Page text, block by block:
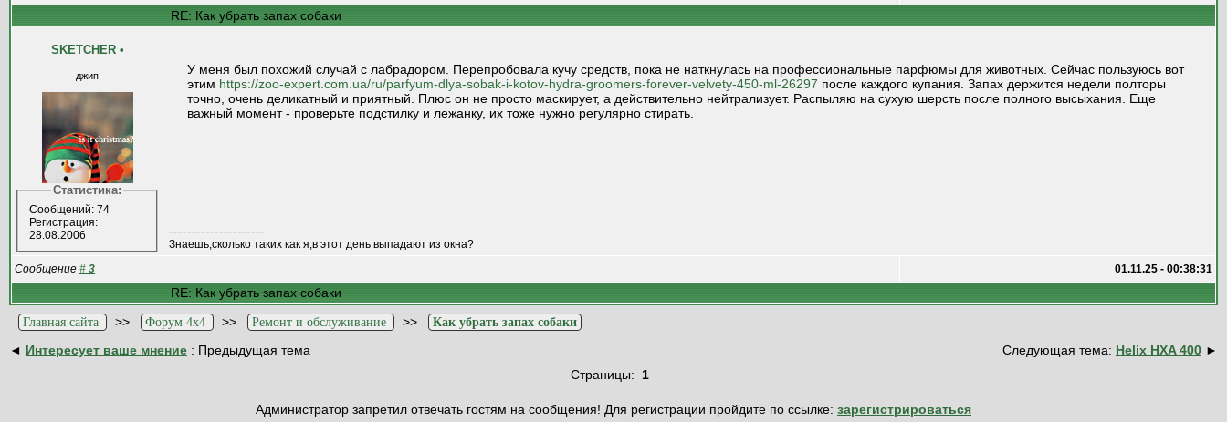
RE: Как убрать запах собаки
SKETCHER •
джип
Статистика:
Сообщений: 74
Регистрация:
28.08.2006
У меня был похожий случай с лабрадором. Перепробовала кучу средств, пока не наткнулась на профессиональные парфюмы для животных. Сейчас пользуюсь вот
этим https://zoo-expert.com.ua/ru/parfyum-dlya-sobak-i-kotov-hydra-groomers-forever-velvety-450-ml-26297 после каждого купания. Запах держится недели полторы
точно, очень деликатный и приятный. Плюс он не просто маскирует, а действительно нейтрализует. Распыляю на сухую шерсть после полного высыхания. Еще
важный момент - проверьте подстилку и лежанку, их тоже нужно регулярно стирать.
---------------------
Знаешь,сколько таких как я,в этот день выпадают из окна?
Сообщение # 3 01.11.25 - 00:38:31
RE: Как убрать запах собаки
Главная сайта >> Форум 4x4 >> Ремонт и обслуживание >> Как убрать запах собаки
◄ Интересует ваше мнение : Предыдущая тема Следующая тема: Helix HXA 400 ►
Страницы: 1
Администратор запретил отвечать гостям на сообщения! Для регистрации пройдите по ссылке: зарегистрироваться